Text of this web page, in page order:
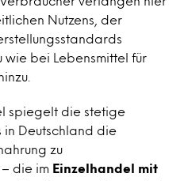
Nutzens, der
bei Lebensmittel für
spiegelt die stetige
in Deutschland die
zu
die im
Einzelhandel mit